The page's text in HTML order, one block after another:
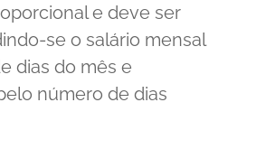
e deve ser
se o salário mensal
dias do mês e
número de dias